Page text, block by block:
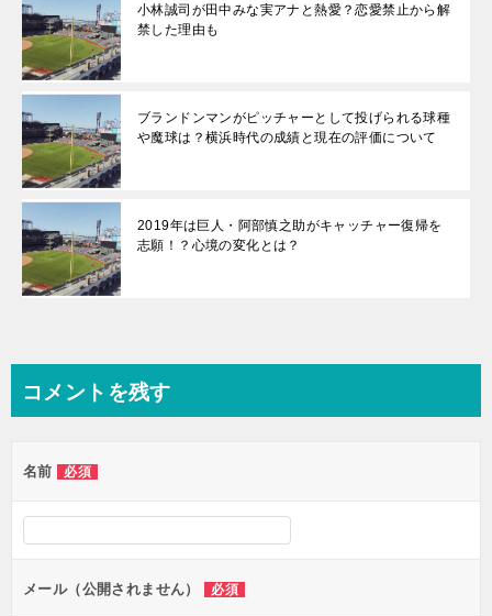
小林誠司が田中みな実アナと熱愛？恋愛禁止から解
禁した理由も
ブランドンマンがピッチャーとして投げられる球種
や魔球は？横浜時代の成績と現在の評価について
2019年は巨人・阿部慎之助がキャッチャー復帰を
志願！？心境の変化とは？
コメントを残す
名前 必須
メール（公開されません） 必須